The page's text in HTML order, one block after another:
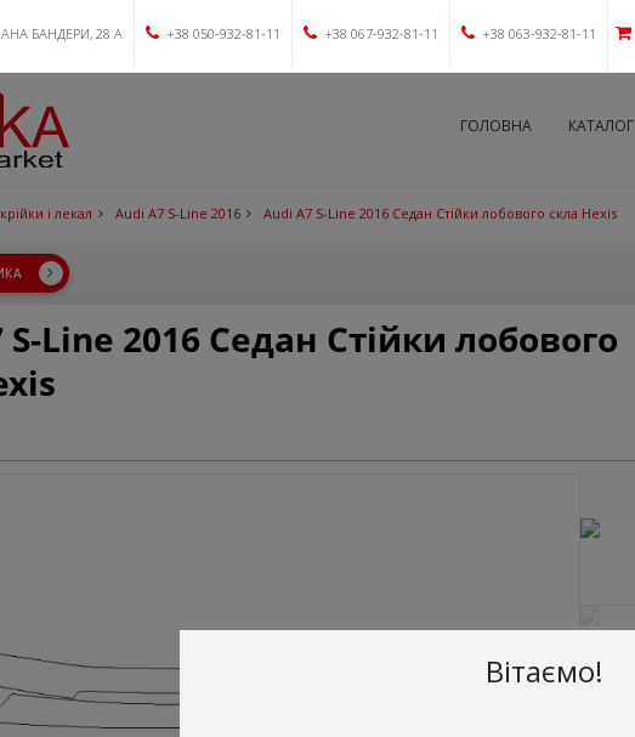
БАНДЕРИ, 28 А +38 050-932-81-11 +38 067-932-81-11 +38 063-932-81-11
ГОЛОВНА КАТАЛОГ
і лекал Audi A7 S-Line 2016 Audi A7 S-Line 2016 Седан Стійки лобового скла Hexis
Line 2016 Седан Стійки лобового
Вітаємо!